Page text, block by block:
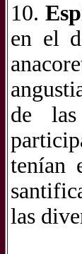
10.
en el
de las
tenían
las